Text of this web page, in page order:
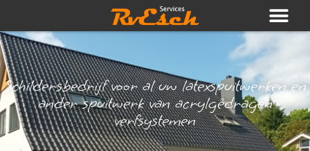
Schildersbedrijf voor al uw latexspuitwerken en
ander spuitwerk van acrylgedragen
verfsystemen